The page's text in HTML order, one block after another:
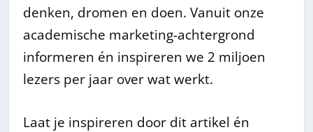
denken, dromen en doen. Vanuit onze
academische marketing-achtergrond
informeren én inspireren we 2 miljoen
lezers per jaar over wat werkt.
Laat je inspireren door dit artikel én